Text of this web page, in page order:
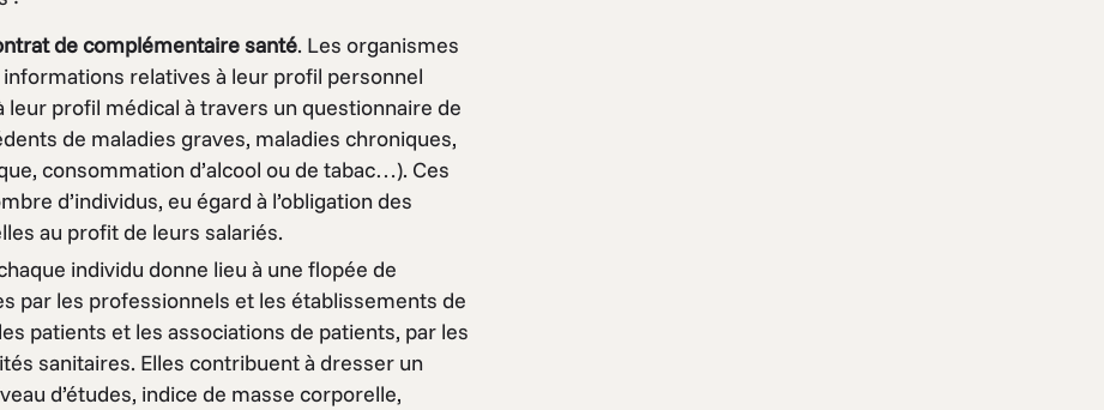
de complémentaire santé. Les organismes
relatives à leur profil personnel
leur profil médical à travers un questionnaire de
de maladies graves, maladies chroniques,
consommation d’alcool ou de tabac…). Ces
d’individus, eu égard à l’obligation des
au profit de leurs salariés.
individu donne lieu à une flopée de
par les professionnels et les établissements de
patients et les associations de patients, par les
sanitaires. Elles contribuent à dresser un
d’études, indice de masse corporelle,